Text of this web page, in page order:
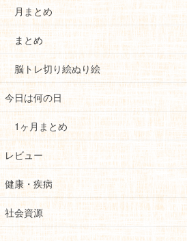
月まとめ
まとめ
脳トレ切り絵ぬり絵
今日は何の日
1ヶ月まとめ
レビュー
健康・疾病
社会資源